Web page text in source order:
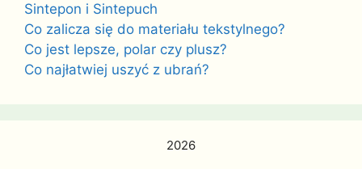
Sintepon i Sintepuch
Co zalicza się do materiału tekstylnego?
Co jest lepsze, polar czy plusz?
Co najłatwiej uszyć z ubrań?
2026